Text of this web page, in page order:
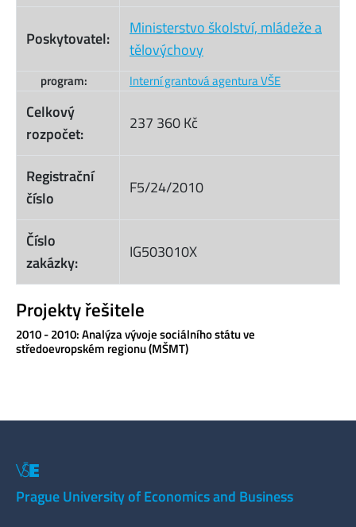
Poskytovatel:
Ministerstvo školství, mládeže a
tělovýchovy
program: Interní grantová agentura VŠE
Celkový
rozpočet:
237 360 Kč
Registrační
číslo
F5/24/2010
Číslo
zakázky:
IG503010X
Projekty řešitele
2010 - 2010: Analýza vývoje sociálního státu ve
středoevropském regionu (MŠMT)
Prague University of Economics and Business